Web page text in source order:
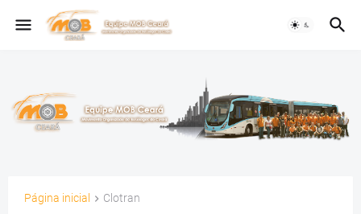
Página inicial Clotran